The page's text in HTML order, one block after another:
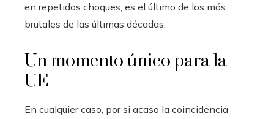
en repetidos choques, es el último de los más
brutales de las últimas décadas.
Un momento único para la
UE
En cualquier caso, por si acaso la coincidencia